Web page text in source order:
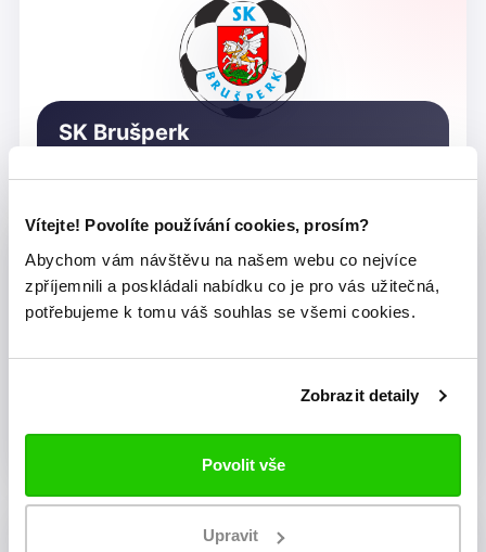
Vítejte! Povolíte používání cookies, prosím?
Abychom vám návštěvu na našem webu co nejvíce
zpříjemnili a poskládali nabídku co je pro vás užitečná,
potřebujeme k tomu váš souhlas se všemi cookies.
Zobrazit detaily
Povolit vše
Upravit
SK Brušperk